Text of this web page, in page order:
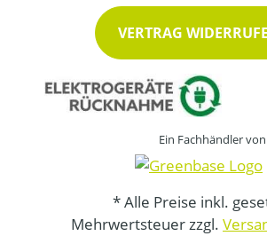
VERTRAG
Ein Fachhändler von
* Alle Preise inkl.
Mehrwertsteuer zzgl.